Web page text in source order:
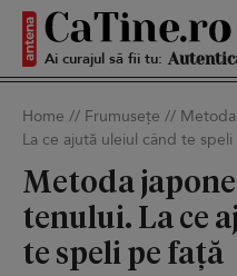
Ai curajul să fii tu: Sexy
Smart
Home // Frumusețe //
La ce ajută uleiul când te
Metoda
tenului. La ce
te speli pe față